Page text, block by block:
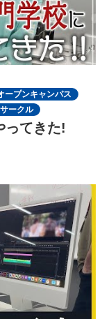
ープンキャンパス
ークル
ってきた!